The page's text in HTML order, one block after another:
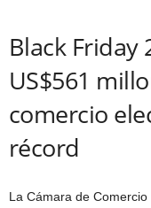
Black Friday
US$561
comercio
récord
La Cámara de